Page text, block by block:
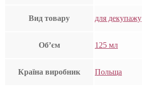
Вид товару для декупажу
Об’єм 125 мл
Країна виробник Польща